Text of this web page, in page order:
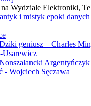
Wydziale Elektroniki,
i mistyk epoki danych
geniusz – Charles
Usarewicz
Argentyńczyk
- Wojciech Sęczawa